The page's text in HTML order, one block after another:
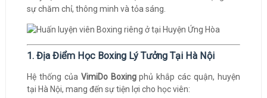
sự chăm chỉ, thông minh và tỏa sáng.
1. Địa Điểm Học Boxing Lý Tưởng Tại Hà Nội
Hệ thống của VimiDo Boxingphủ khắp các quận, huyện
tại Hà Nội, mang đến sự tiện lợi cho học viên: